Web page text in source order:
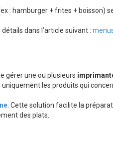
: hamburger + frites + boisson)
dans l’article suivant :
gérer une ou plusieurs
uniquement les produits qui
. Cette solution facilite la
des plats.